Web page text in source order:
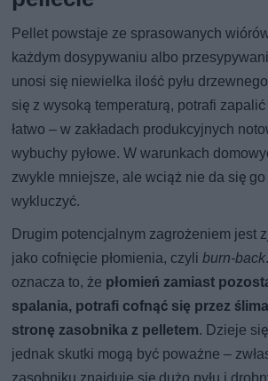
Pellet powstaje ze sprasowanych
każdym dosypywaniu albo
unosi się niewielka ilość pyłu
się z wysoką temperaturą, potrafi
łatwo – w zakładach produkcyjnych
wybuchy pyłowe. W warunkach
zwykle mniejsze, ale wciąż nie da się
wykluczyć.
Drugim potencjalnym zagrożeniem jest
jako cofnięcie płomienia, czyliburn-back
oznacza to, że płomień zamiast
spalania, potrafi cofnąć się przez
stronę zasobnika z pelletem. Dzieje
jednak skutki mogą być poważne –
zasobniku znajduje się dużo pyłu i